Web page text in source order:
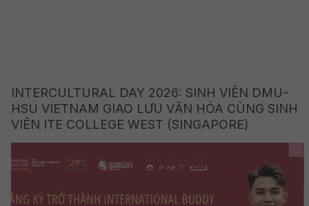
INTERCULTURAL DAY 2026: SINH VIÊN DMU-
HSU VIETNAM GIAO LƯU VĂN HÓA CÙNG SINH
VIÊN ITE COLLEGE WEST (SINGAPORE)